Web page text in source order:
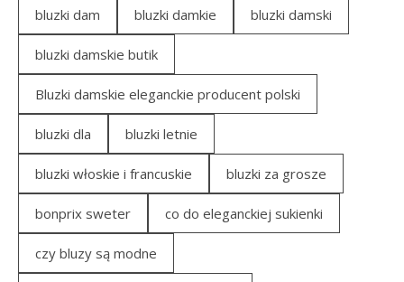
bluzki dam bluzki damkie bluzki damski
bluzki damskie butik
Bluzki damskie eleganckie producent polski
bluzki dla bluzki letnie
bluzki włoskie i francuskie bluzki za grosze
bonprix sweter co do eleganckiej sukienki
czy bluzy są modne